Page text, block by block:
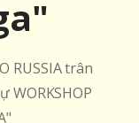
RUSSIA trân